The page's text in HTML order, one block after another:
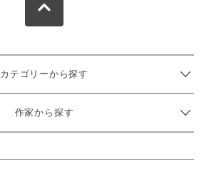
カテゴリーから探す
作家から探す